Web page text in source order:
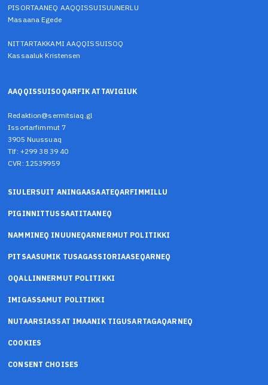
PISORTAANEQ AAQQISSUISUUNERLU
Masaana Egede
NITTARTAKKAMI AAQQISSUISOQ
Kassaaluk Kristensen
AAQQISSUISOQARFIK ATTAVIGIUK
Redaktion@sermitsiaq.gl
Issortarfimmut 7
3905 Nuussuaq
Tlf: +299 38 39 40
CVR: 12539959
SIULERSUIT ANINGAASAATEQARFIMMILLU
PIGINNITTUSSAATITAANEQ
NAMMINEQ INUUNEQARNERMUT POLITIKKI
PITSAASUMIK TUSAGASSIORIAASEQARNEQ
OQALLINNERMUT POLITIKKI
IMIGASSAMUT POLITIKKI
NUTAARSIASSAT IMAANIK TIGUSARTAGAQARNEQ
COOKIES
CONSENT CHOISES